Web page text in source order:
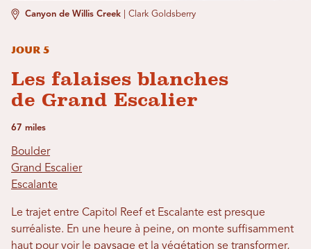
Canyon de Willis Creek Clark Goldsberry
Jour 5
Les falaises blanches
de Grand Escalier
67 miles
Boulder
Grand Escalier
Escalante
Le trajet entre Capitol Reef et Escalante est presque
surréaliste. En une heure à peine, on monte suffisamment
haut pour voir le paysage et la végétation se transformer,